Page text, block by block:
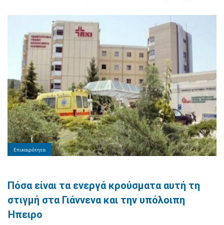
Επικαιρότητα
Πόσα είναι τα ενεργά κρούσματα αυτή τη
στιγμή στα Γιάννενα και την υπόλοιπη
Ήπειρο